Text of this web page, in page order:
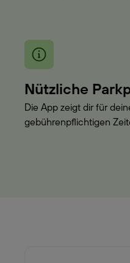
Nützliche
Die App zeigt dir für
gebührenpflichtigen